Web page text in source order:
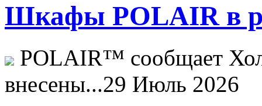
Шкафы POLAIR в
POLAIR™ сообщает
внесены...29 Июль 2026